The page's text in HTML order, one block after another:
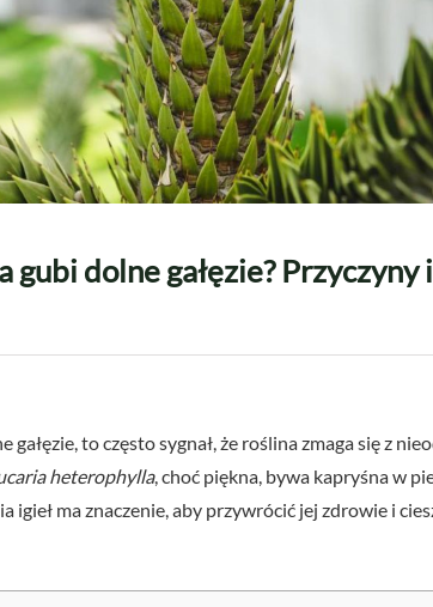
gubi dolne gałęzie? Przyczyny i
gałęzie, to często sygnał, że roślina zmaga się z
heterophylla, choć piękna, bywa kapryśna w
igieł ma znaczenie, aby przywrócić jej zdrowie i